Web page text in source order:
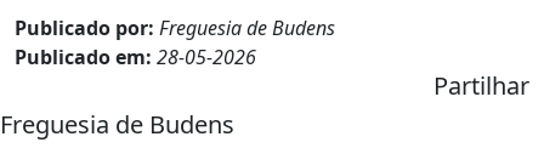
Publicado por: Freguesia de Budens
Publicado em: 28-05-2026
Partilhar
Freguesia de Budens